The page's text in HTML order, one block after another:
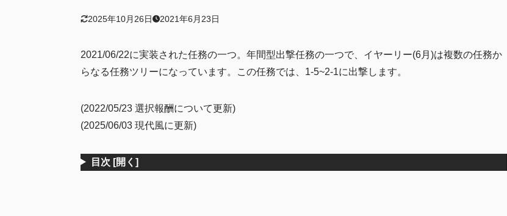
2025年10月26日 2021年6月23日
2021/06/22に実装された任務の一つ。年間型出撃任務の一つで、イヤーリー(6月)は複数の任務か
らなる任務ツリーになっています。この任務では、1-5~2-1に出撃します。
(2022/05/23 選択報酬について更新)
(2025/06/03 現代風に更新)
目次 [開く]